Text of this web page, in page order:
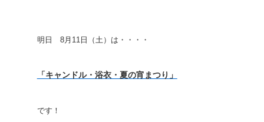
明日 8月11日（土）は・・・・
「キャンドル・浴衣・夏の宵まつり」
です！